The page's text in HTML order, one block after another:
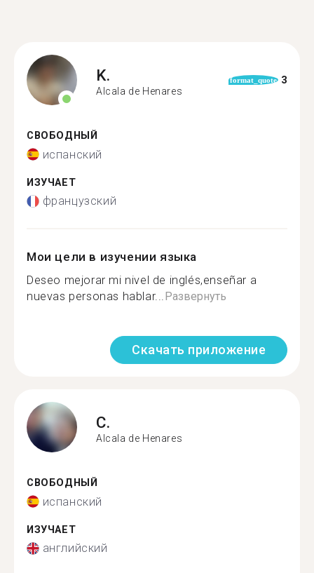
K.
Alcala de Henares
format_quote 3
СВОБОДНЫЙ
испанский
ИЗУЧАЕТ
французский
Мои цели в изучении языка
Deseo mejorar mi nivel de inglés,enseñar a
nuevas personas hablar...Развернуть
Скачать приложение
C.
Alcala de Henares
СВОБОДНЫЙ
испанский
ИЗУЧАЕТ
английский